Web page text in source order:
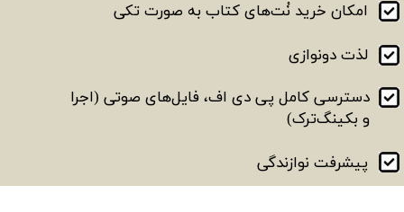
امکان خرید نُت‌های کتاب به صورت تکی
لذت دونوازی
دسترسی کامل پی دی اف، فایل‎‌های صوتی (اجرا
و بکینگ‌ترک)
پیشرفت نوازندگی